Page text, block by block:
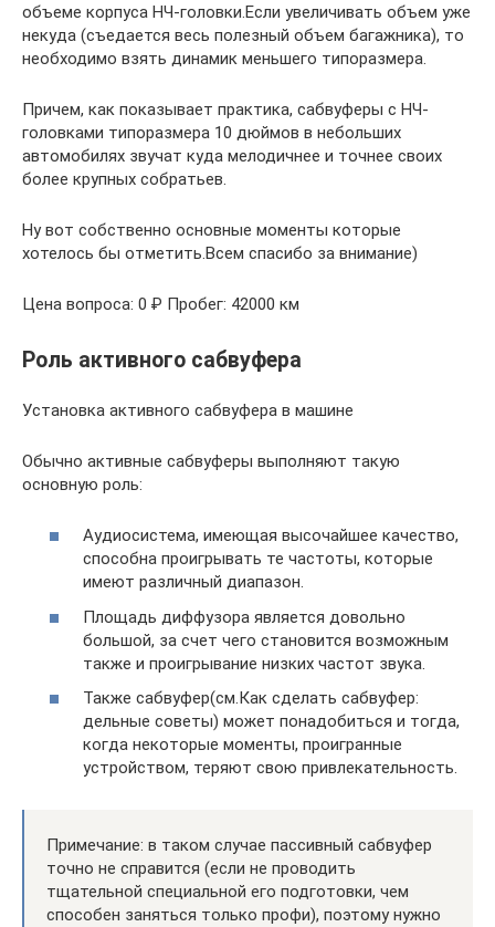
объеме корпуса НЧ-головки.Если увеличивать объем уже
некуда (съедается весь полезный объем багажника), то
необходимо взять динамик меньшего типоразмера.
Причем, как показывает практика, сабвуферы с НЧ-
головками типоразмера 10 дюймов в небольших
автомобилях звучат куда мелодичнее и точнее своих
более крупных собратьев.
Ну вот собственно основные моменты которые
хотелось бы отметить.Всем спасибо за внимание)
Цена вопроса: 0 ₽ Пробег: 42000 км
Роль активного сабвуфера
Установка активного сабвуфера в машине
Обычно активные сабвуферы выполняют такую
основную роль:
Аудиосистема, имеющая высочайшее качество,
способна проигрывать те частоты, которые
имеют различный диапазон.
Площадь диффузора является довольно
большой, за счет чего становится возможным
также и проигрывание низких частот звука.
Также сабвуфер(см.Как сделать сабвуфер:
дельные советы) может понадобиться и тогда,
когда некоторые моменты, проигранные
устройством, теряют свою привлекательность.
Примечание: в таком случае пассивный сабвуфер
точно не справится (если не проводить
тщательной специальной его подготовки, чем
способен заняться только профи), поэтому нужно